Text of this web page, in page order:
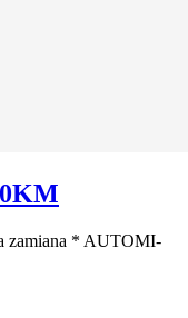
zamiana * AUTOMI-